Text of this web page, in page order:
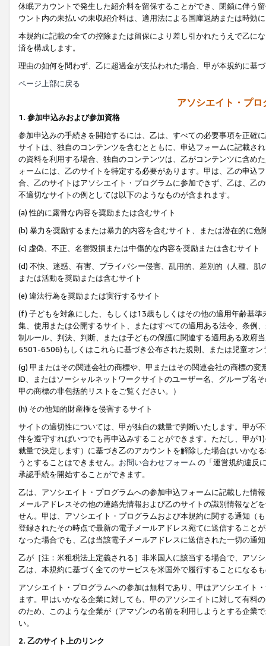
休眠アカウントで発生した紹介料を留保することができ、閉鎖に伴う
ウント内の未払いの未収紹介料は、適用法による国庫返納または時効
本規約に記載の全ての控除または留保により差し引かれたうえで乙に
済を構成します。
理由の如何を問わず、乙に超過金が支払われた場合、甲が本規約に基
ページ上部に戻る
アソシエイト・プ
1. 参加申込みおよび参加資格
参加申込みの手続きを開始するには、乙は、すべての必要事項を正確
サイトは、独自のコンテンツを含むとともに、申込フォームに記載さ
の資料を利用する場合、独自のコンテンツは、乙がコンテンツに含め
ォームには、乙のサイトを特定する必要があります。甲は、乙の申込
合、乙のサイトはアソシエイト・プログラムに参加できず、乙は、乙
不適切なサイトの例としては以下のようなものが含まれます。
(a) 性的に露骨な内容を奨励または含むサイト
(b) 暴力を奨励するまたは暴力的内容を含むサイト、または潜在的に
(c) 虚偽、不正、名誉毀損または中傷的な内容を奨励または含むサイト
(d) 不快、迷惑、有害、プライバシー侵害、乱用的、差別的（人種、
または活動を奨励または含むサイト
(e) 違法行為を奨励または実行するサイト
(f) 子どもを対象にした、もしくは13歳もしくはその他の適用年齢基
集、使用または公開するサイト、またはすべての適用ある法令、条例
制ルール、判決、判断、または子どもの保護に関連する適用ある政府
6501-6506)もしくはこれらに基づき公布された規則、または児童オン
(g) 甲またはその関連会社の商標や、甲またはその関連会社の商標の
ID、またはソーシャルネットワークサイトのユーザー名、グループ名
甲の商標の非包括的リストをご覧ください。）
(h) その他知的財産権を侵害するサイト
サイトの適切性については、甲が独自の裁量で判断いたします。甲が
件を遵守すればいつでも再申込みすることができます。ただし、甲が
裁量で決定します）に基づき乙のアカウントを解除した場合はいかな
うとすることはできません。 お問い合わせフォーム の「運営規約違反
承認手続を開始することができます。
乙は、アソシエイト・プログラムへの参加申込フォームに記載した情
メールアドレスその他の連絡先情報および乙のサイトの識別情報など
せん。甲は、アソシエイト・プログラムおよび本規約に関する通知（
登録されたその時点で最新の電子メールアドレス宛てに送信すること
なった場合でも、乙は当該電子メールアドレスに送信された一切の通
乙が［注：米租税法上定義される］非米国人に該当する場合で、アソ
乙は、本規約に基づく全てのサービスを米国外で履行することになる
アソシエイト・プログラムへの参加は無料であり、甲はアソシエイト
ます。甲はいかなる企業に対しても、甲のアソシエイトに対して有料
のため、このような企業が（アマゾンの名前を利用しようとする企業
い。
2. 乙のサイト上のリンク